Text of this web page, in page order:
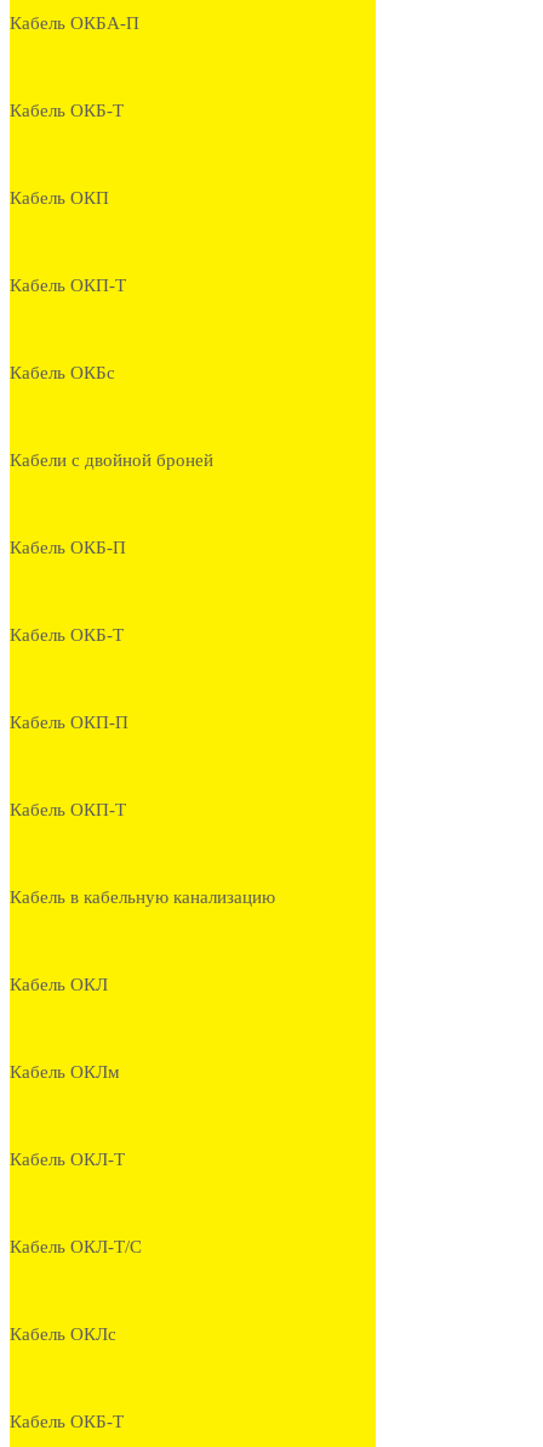
Кабель ОКБА-П
Кабель ОКБ-Т
Кабель ОКП
Кабель ОКП-Т
Кабель ОКБс
Кабели с двойной броней
Кабель ОКБ-П
Кабель ОКБ-Т
Кабель ОКП-П
Кабель ОКП-Т
Кабель в кабельную канализацию
Кабель ОКЛ
Кабель ОКЛм
Кабель ОКЛ-Т
Кабель ОКЛ-Т/С
Кабель ОКЛс
Кабель ОКБ-Т